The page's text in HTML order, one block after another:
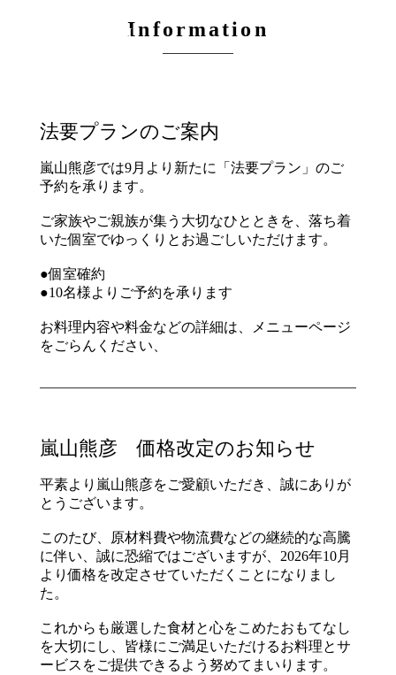
CHInformation
法要プランのご案内
嵐山熊彦では9月より新たに「法要プラン」のご
予約を承ります。
ご家族やご親族が集う大切なひとときを、落ち着
いた個室でゆっくりとお過ごしいただけます。
●個室確約
●10名様よりご予約を承ります
お料理内容や料金などの詳細は、メニューページ
をごらんください、
嵐山熊彦 価格改定のお知らせ
平素より嵐山熊彦をご愛顧いただき、誠にありが
とうございます。
このたび、原材料費や物流費などの継続的な高騰
に伴い、誠に恐縮ではございますが、2026年10月
より価格を改定させていただくことになりまし
た。
これからも厳選した食材と心をこめたおもてなし
を大切にし、皆様にご満足いただけるお料理とサ
ービスをご提供できるよう努めてまいります。